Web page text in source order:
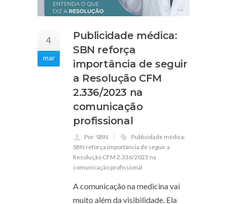
4
mar
Publicidade médica:
SBN reforça
importância de seguir
a Resolução CFM
2.336/2023 na
comunicação
profissional
Por: SBN
Publicidade médica:
SBN reforça importância de seguir a
Resolução CFM 2.336/2023 na
comunicação profissional
A comunicação na medicina vai
muito além da visibilidade. Ela